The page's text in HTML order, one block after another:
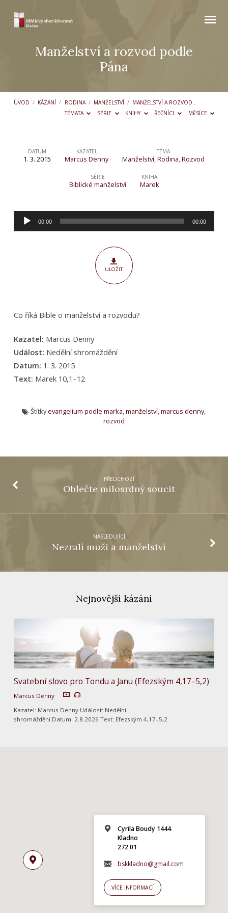
Manželství a rozvod podle
Pána
ÚVOD / KÁZÁNÍ / RODINA / MANŽELSTVÍ / MANŽELSTVÍ A ROZVOD…
TÉMATA
SÉRIE KNIHY ŘEČNÍCI MĚSÍCE
Manželství
podle
Pána
DATUM
1. 3. 2015
KAZATEL
Marcus Denny
TÉMA
Manželství,Rodina,Rozvod
SÉRIE
Biblické manželství
KNIHA
Marek
Audio
přehrávač00:00 00:00
ULOŽIT
Co říká Bible o manželství a rozvodu?
Kazatel: Marcus Denny
Událost: Nedělní shromáždění
Datum: 1. 3. 2015
Text: Marek 10,1–12
Štítkyevangelium podle marka,manželství,marcus denny,
rozvod
PŘEDCHOZÍ
Oblečte milosrdný soucit
NÁSLEDUJÍCÍ
Nezralí muži a manželství
Nejnovější kázání
Svatební slovo pro Tondu a Janu (Efezským 4,17–5,2)
Marcus Denny
Kazatel: Marcus Denny Událost: Nedělní
shromáždění Datum: 2.8.2026 Text: Efezským 4,17–5,2
Cyrila Boudy 1444
Kladno
272 01
bskkladno@gmail.com
VÍCE INFORMACÍ